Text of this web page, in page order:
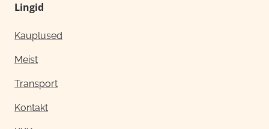
Lingid
Kauplused
Meist
Transport
Kontakt